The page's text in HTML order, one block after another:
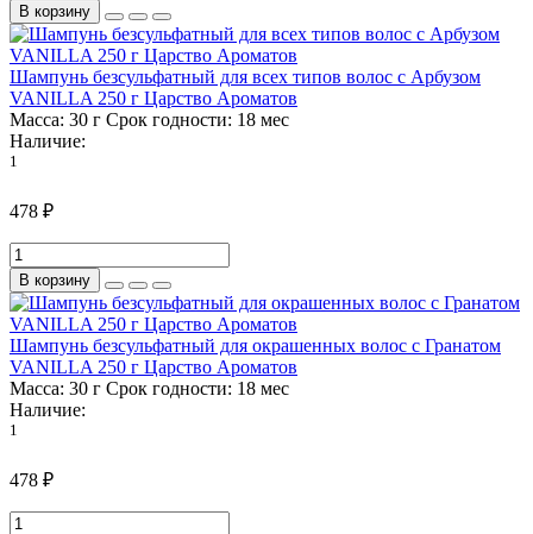
В корзину
Шампунь безсульфатный для всех типов волос с Арбузом
VANILLA 250 г Царство Ароматов
Масса: 30 г Срок годности: 18 мес
Наличие:
1
478 ₽
В корзину
Шампунь безсульфатный для окрашенных волос с Гранатом
VANILLA 250 г Царство Ароматов
Масса: 30 г Срок годности: 18 мес
Наличие:
1
478 ₽